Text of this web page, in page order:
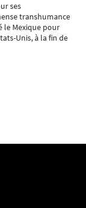
ses
transhumance
le Mexique pour
Unis, à la fin de